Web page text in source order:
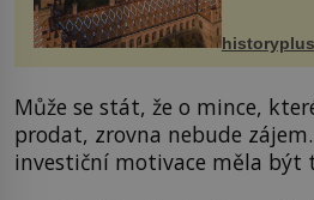
na něm dal
Může se stát, že o mince,
prodat, zrovna nebude
investiční motivace měla být